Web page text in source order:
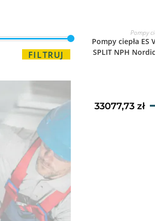
FILTRUJ
Pompy
Pompy ciepła
SPLIT NPH
33077,73zł